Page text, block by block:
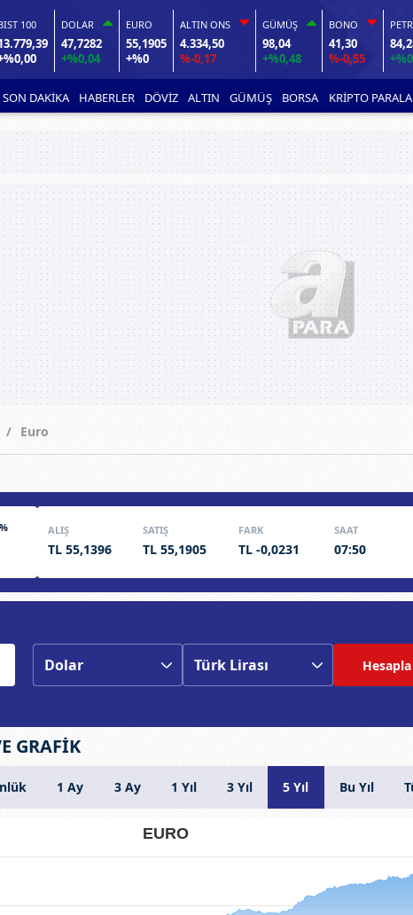
100 DOLAR
47,7282
+%0,04
EURO
55,1905
+%0
ALTIN ONS
4.334,50
%-0,17
GÜMÜŞ
98,04
+%0,48
BONO
41,30
%-0,55
SON DAKİKA HABERLER DÖVİZ ALTIN GÜMÜŞ BORSA KRİPTO
Euro
ALIŞ
TL 55,1396
SATIŞ
TL 55,1905
FARK
TL -0,0231
SAAT
07:50
Hesapla
GRAFİK
1 Ay 3 Ay 1 Yıl 3 Yıl 5 Yıl Bu Yıl
EURO